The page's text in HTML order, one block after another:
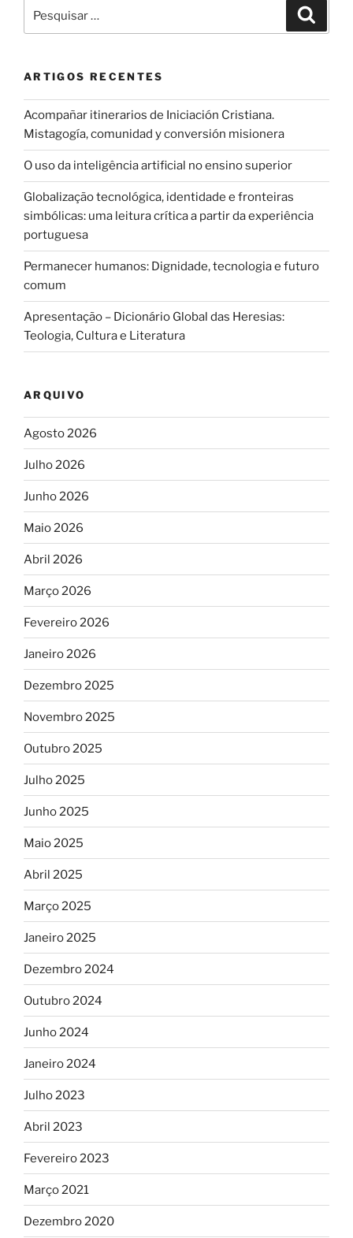
por:
ARTIGOS RECENTES
Acompañar itinerarios de Iniciación Cristiana.
Mistagogía, comunidad y conversión misionera
O uso da inteligência artificial no ensino superior
Globalização tecnológica, identidade e fronteiras
simbólicas: uma leitura crítica a partir da experiência
portuguesa
Permanecer humanos: Dignidade, tecnologia e futuro
comum
Apresentação – Dicionário Global das Heresias:
Teologia, Cultura e Literatura
ARQUIVO
Agosto 2026
Julho 2026
Junho 2026
Maio 2026
Abril 2026
Março 2026
Fevereiro 2026
Janeiro 2026
Dezembro 2025
Novembro 2025
Outubro 2025
Julho 2025
Junho 2025
Maio 2025
Abril 2025
Março 2025
Janeiro 2025
Dezembro 2024
Outubro 2024
Junho 2024
Janeiro 2024
Julho 2023
Abril 2023
Fevereiro 2023
Março 2021
Dezembro 2020